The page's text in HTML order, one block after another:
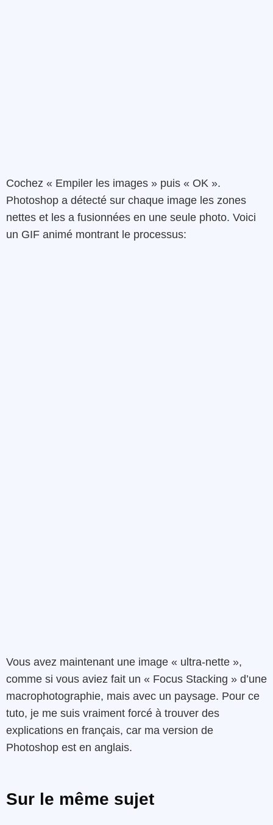
Cochez « Empiler les images » puis « OK ».
Photoshop a détecté sur chaque image les zones
nettes et les a fusionnées en une seule photo. Voici
un GIF animé montrant le processus:
Vous avez maintenant une image « ultra-nette »,
comme si vous aviez fait un « Focus Stacking » d’une
macrophotographie, mais avec un paysage. Pour ce
tuto, je me suis vraiment forcé à trouver des
explications en français, car ma version de
Photoshop est en anglais.
Sur le même sujet